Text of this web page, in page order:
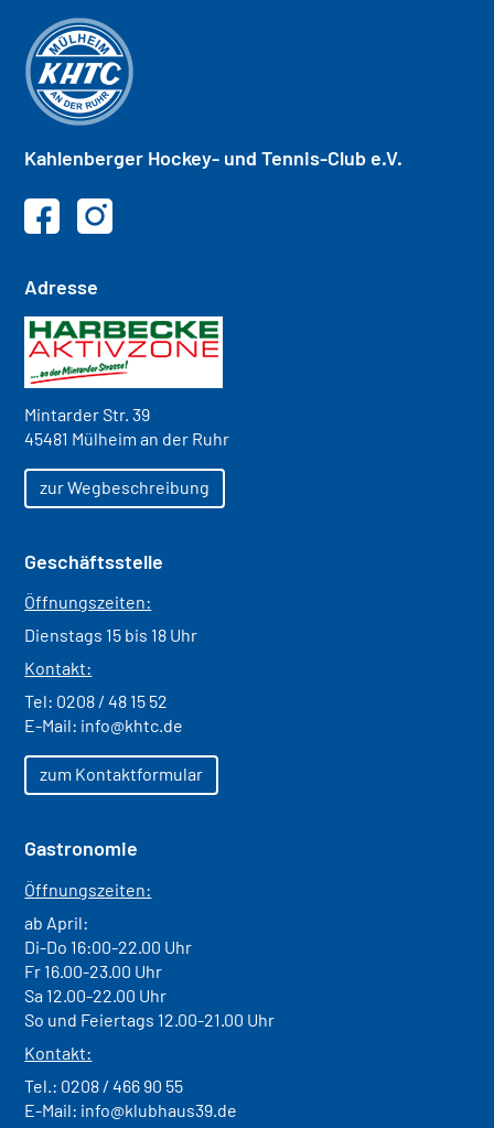
Kahlenberger Hockey- und Tennis-Club e.V.
Adresse
Mintarder Str. 39
45481 Mülheim an der Ruhr
zur Wegbeschreibung
Geschäftsstelle
Öffnungszeiten:
Dienstags 15 bis 18 Uhr
Kontakt:
Tel: 0208 / 48 15 52
E-Mail: info@khtc.de
zum Kontaktformular
Gastronomie
Öffnungszeiten:
ab April:
Di-Do 16:00-22.00 Uhr
Fr 16.00-23.00 Uhr
Sa 12.00-22.00 Uhr
So und Feiertags 12.00-21.00 Uhr
Kontakt:
Tel.: 0208 / 466 90 55
E-Mail: info@klubhaus39.de